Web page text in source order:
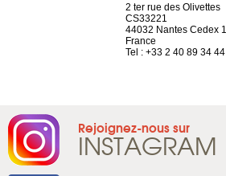
2 ter rue des Olivettes
CS33221
44032 Nantes Cedex 1
France
Tel : +33 2 40 89 34 44
Rejoignez-nous sur
INSTAGRAM